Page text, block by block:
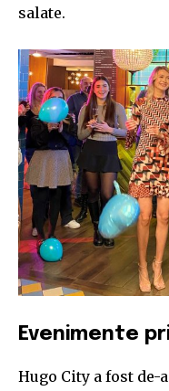
salate.
Evenimente
Hugo City a fost